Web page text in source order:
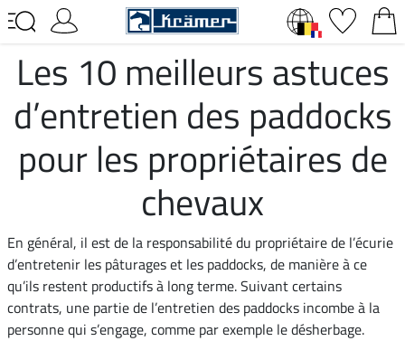
Les 10 meilleurs astuces
d’entretien des paddocks
pour les propriétaires de
chevaux
En général, il est de la responsabilité du propriétaire de l’écurie
d’entretenir les pâturages et les paddocks, de manière à ce
qu’ils restent productifs à long terme. Suivant certains
contrats, une partie de l’entretien des paddocks incombe à la
personne qui s’engage, comme par exemple le désherbage.